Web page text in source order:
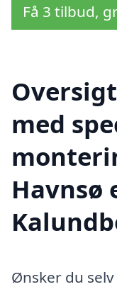
Få 3 tilbud,
med
Havnsø
Ønsker du